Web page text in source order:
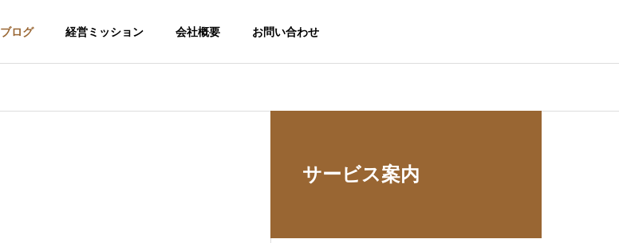
ブログ 経営ミッション 会社概要 お問い合わせ
サービス案内